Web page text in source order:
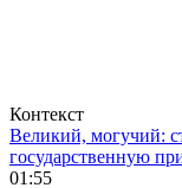
Контекст
Великий, могучий:
государственную
01:55